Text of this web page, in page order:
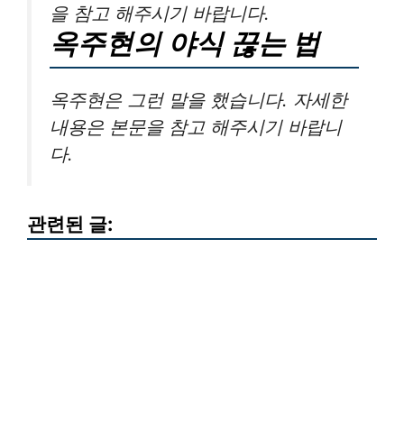
을 참고 해주시기 바랍니다.
옥주현의 야식 끊는 법
옥주현은 그런 말을 했습니다. 자세한
내용은 본문을 참고 해주시기 바랍니
다.
관련된 글: